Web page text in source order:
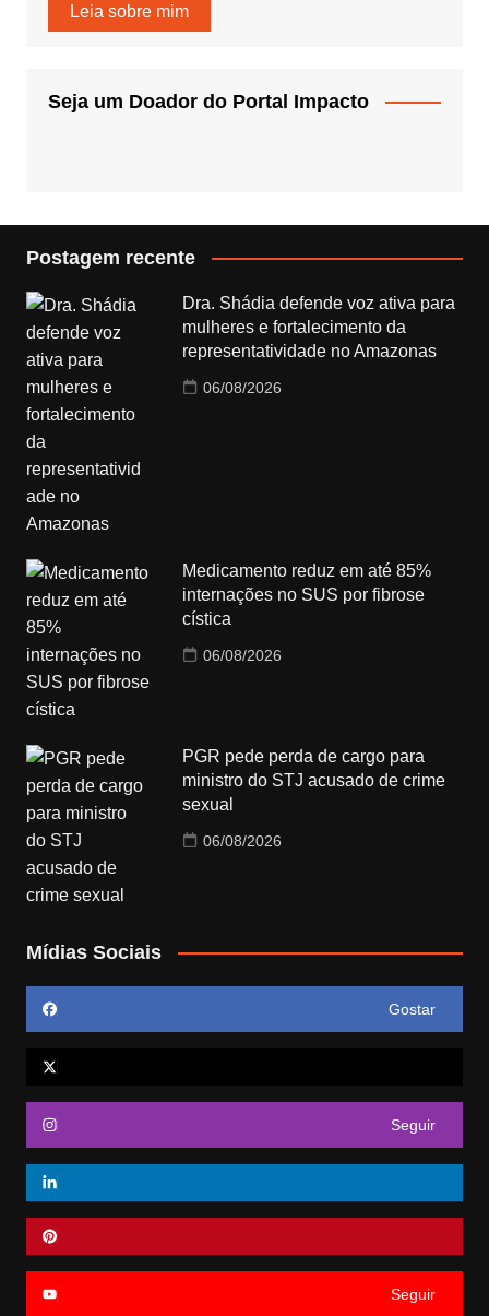
Leia sobre mim
Seja um Doador do Portal Impacto
Postagem recente
Dra. Shádia defende voz ativa para
mulheres e fortalecimento da
representatividade no Amazonas
06/08/2026
Medicamento reduz em até 85%
internações no SUS por fibrose
cística
06/08/2026
PGR pede perda de cargo para
ministro do STJ acusado de crime
sexual
06/08/2026
Mídias Sociais
Gostar
Seguir
Seguir